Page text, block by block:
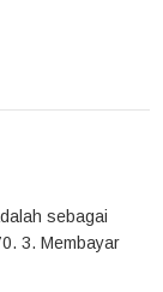
sebagai
3. Membayar